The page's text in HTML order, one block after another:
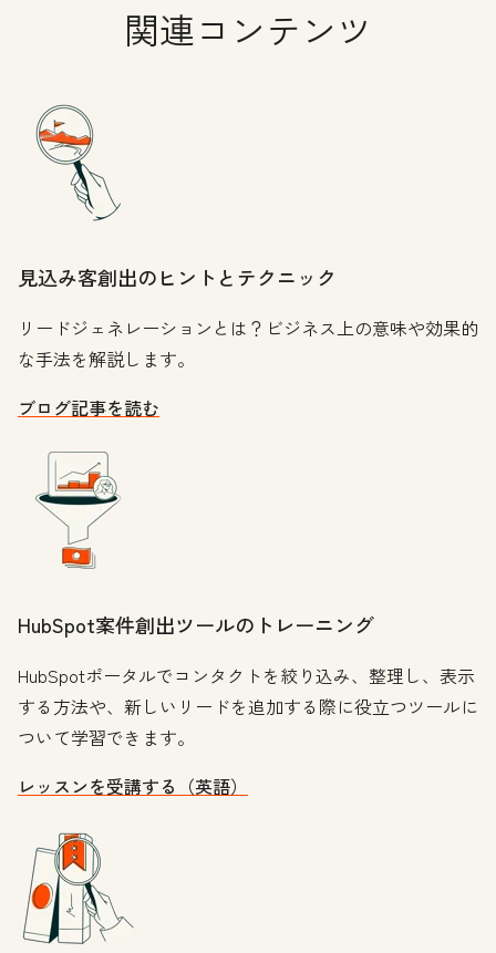
関連コンテンツ
見込み客創出のヒントとテクニック
リードジェネレーションとは？ビジネス上の意味や効果的
な手法を解説します。
ブログ記事を読む
HubSpot案件創出ツールのトレーニング
HubSpotポータルでコンタクトを絞り込み、整理し、表示
する方法や、新しいリードを追加する際に役立つツールに
ついて学習できます。
レッスンを受講する（英語）